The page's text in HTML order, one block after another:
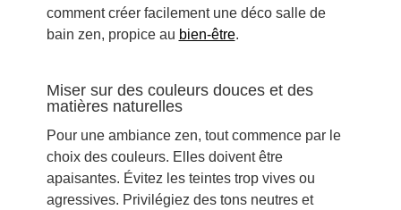
comment créer facilement une déco salle de
bain zen, propice au bien-être.
Miser sur des couleurs douces et des
matières naturelles
Pour une ambiance zen, tout commence par le
choix des couleurs. Elles doivent être
apaisantes. Évitez les teintes trop vives ou
agressives. Privilégiez des tons neutres et